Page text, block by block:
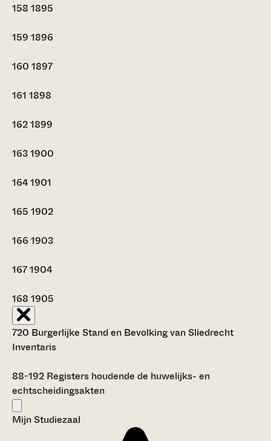
158 1895
159 1896
160 1897
161 1898
1621899
1631900
1641901
165 1902
166 1903
1671904
168 1905
720 Burgerlijke Stand en Bevolking van Sliedrecht
Inventaris
88-192 Registers houdende de huwelijks- en
echtscheidingsakten
Mijn Studiezaal